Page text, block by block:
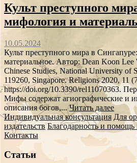
Культ преступного
мифология и
10.05.2024
Культ преступного мира в
материальное. Автор: Dean Koon Lee
Chinese Studies, National University of
119260, Singapore. Religions 2020, 11
https://doi.org/10.3390/rel11070363.
Мифы содержат агиографические и
описания богов,...Читать далее
Индивидуальная консультация Для
издательств Благодарность и помощь
Контакты
Статьи